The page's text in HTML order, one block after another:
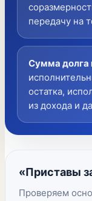
передачу на
Сумма долга
остатка,
из дохода и
«Приставы
Проверяем